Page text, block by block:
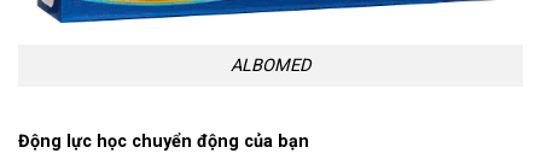
ALBOMED
Động lực học chuyển động của bạn